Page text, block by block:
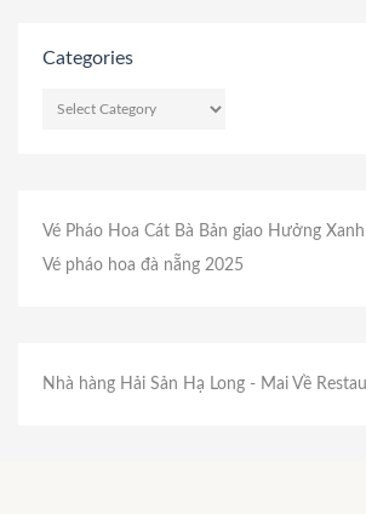
Categories
Vé Pháo Hoa Cát Bà Bản giao Hưởng Xanh
Vé pháo hoa đà nẵng 2025
Nhà hàng Hải Sản Hạ Long - Mai Về